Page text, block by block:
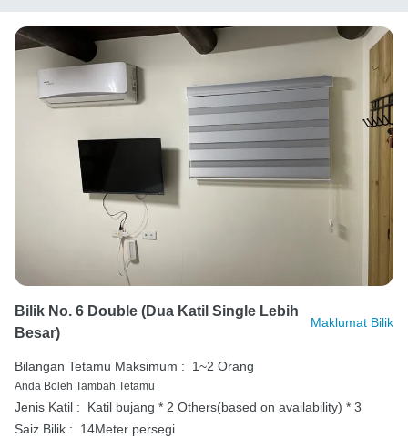
Bilik No. 6 Double (Dua Katil Single Lebih
Besar)
Maklumat Bilik
Bilangan Tetamu Maksimum : 1~2 Orang
Anda Boleh Tambah Tetamu
Jenis Katil : Katil bujang * 2 Others(based on availability) * 3
Saiz Bilik :
14Meter persegi